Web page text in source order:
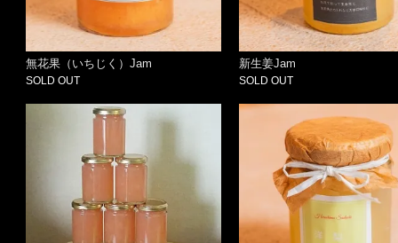
無花果（いちじく）Jam
SOLD OUT
新生姜Jam
SOLD OUT